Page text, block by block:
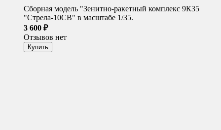
Сборная модель "Зенитно-ракетный комплекс 9К35
"Стрела-10СВ" в масштабе 1/35.
3 600 ₽
Отзывов нет